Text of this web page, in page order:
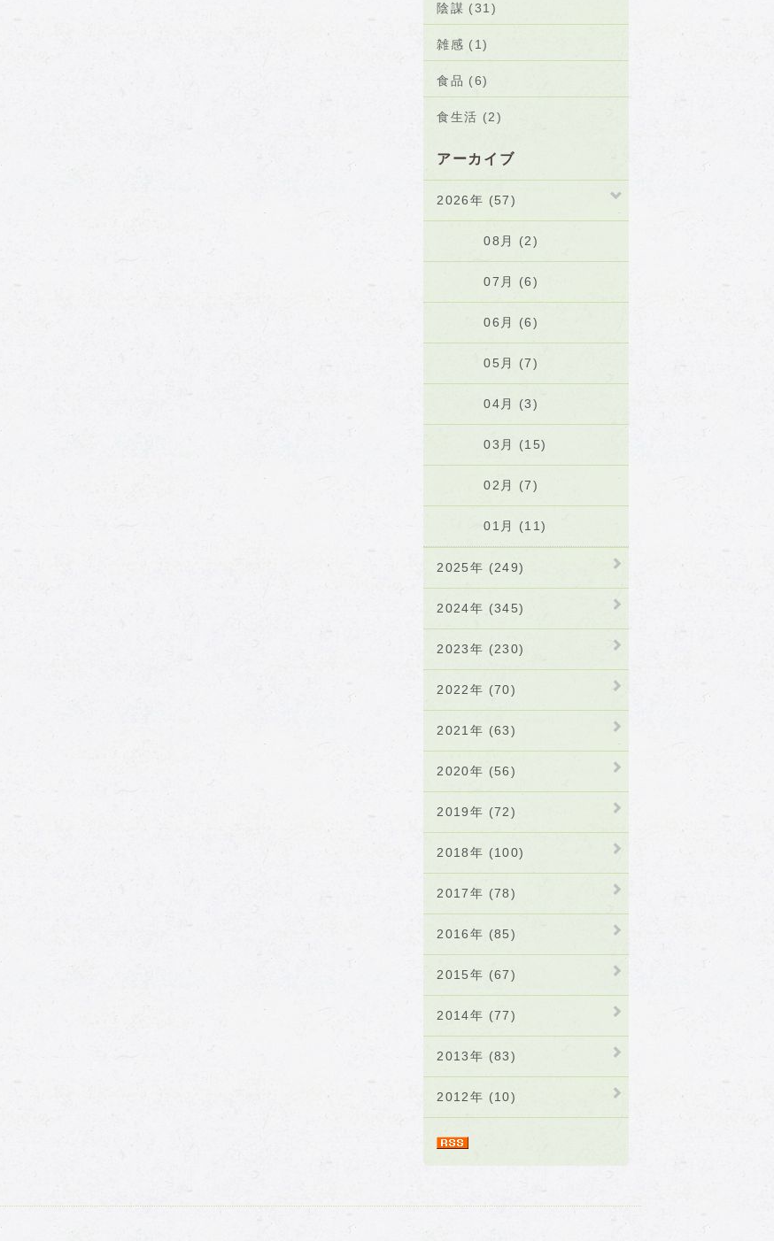
陰謀 (31)
雑感 (1)
食品 (6)
食生活 (2)
アーカイブ
2026年 (57)
08月 (2)
07月 (6)
06月 (6)
05月 (7)
04月 (3)
03月 (15)
02月 (7)
01月 (11)
2025年 (249)
2024年 (345)
2023年 (230)
2022年 (70)
2021年 (63)
2020年 (56)
2019年 (72)
2018年 (100)
2017年 (78)
2016年 (85)
2015年 (67)
2014年 (77)
2013年 (83)
2012年 (10)